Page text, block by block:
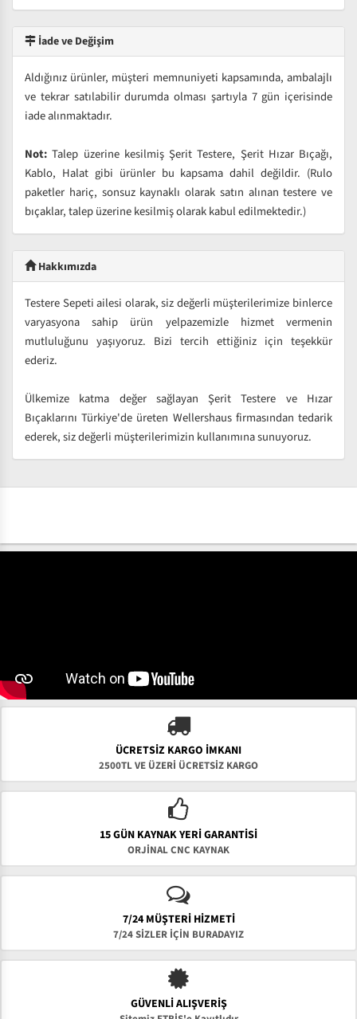
İade ve Değişim
Aldığınız ürünler, müşteri memnuniyeti kapsamında, ambalajlı
ve tekrar satılabilir durumda olması şartıyla 7 gün içerisinde
iade alınmaktadır.
Not: Talep üzerine kesilmiş Şerit Testere, Şerit Hızar Bıçağı,
Kablo, Halat gibi ürünler bu kapsama dahil değildir. (Rulo
paketler hariç, sonsuz kaynaklı olarak satın alınan testere ve
bıçaklar, talep üzerine kesilmiş olarak kabul edilmektedir.)
Hakkımızda
Testere Sepeti ailesi olarak, siz değerli müşterilerimize binlerce
varyasyona sahip ürün yelpazemizle hizmet vermenin
mutluluğunu yaşıyoruz. Bizi tercih ettiğiniz için teşekkür
ederiz.
Ülkemize katma değer sağlayan Şerit Testere ve Hızar
Bıçaklarını Türkiye'de üreten Wellershaus firmasından tedarik
ederek, siz değerli müşterilerimizin kullanımına sunuyoruz.
ÜCRETSIZ KARGO İMKANI
2500TL VE ÜZERİ ÜCRETSİZ KARGO
15 GÜN KAYNAK YERI GARANTISI
ORJİNAL CNC KAYNAK
7/24 MÜŞTERİ HİZMETİ
7/24 SİZLER İÇİN BURADAYIZ
GÜVENLI ALIŞVERIŞ